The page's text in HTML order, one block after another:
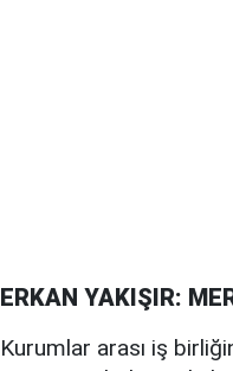
ERKAN YAKIŞIR:
Kurumlar arası iş